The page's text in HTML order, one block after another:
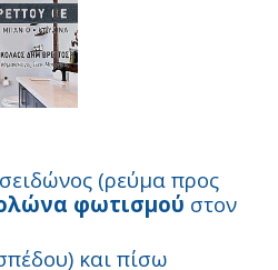
(ρεύμα προς
φωτισμού στον
και πίσω